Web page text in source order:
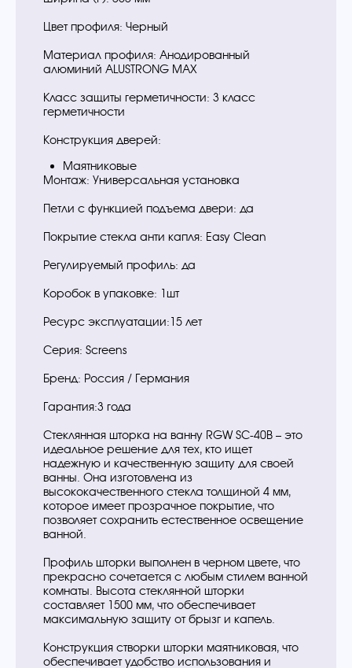
Цвет профиля: Черный
Материал профиля: Анодированный
алюминий ALUSTRONG MAX
Класс защиты герметичности: 3 класс
герметичности
Конструкция дверей:
Маятниковые
Монтаж: Универсальная установка
Петли с функцией подъема двери: да
Покрытие стекла анти капля: Easy Clean
Регулируемый профиль: да
Коробок в упаковке: 1шт
Ресурс эксплуатации:15 лет
Серия: Screens
Бренд: Россия / Германия
Гарантия:3 года
Стеклянная шторка на ванну RGW SC-40В – это
идеальное решение для тех, кто ищет
надежную и качественную защиту для своей
ванны. Она изготовлена из
высококачественного стекла толщиной 4 мм,
которое имеет прозрачное покрытие, что
позволяет сохранить естественное освещение
ванной.
Профиль шторки выполнен в черном цвете, что
прекрасно сочетается с любым стилем ванной
комнаты. Высота стеклянной шторки
составляет 1500 мм, что обеспечивает
максимальную защиту от брызг и капель.
Конструкция створки шторки маятниковая, что
обеспечивает удобство использования и